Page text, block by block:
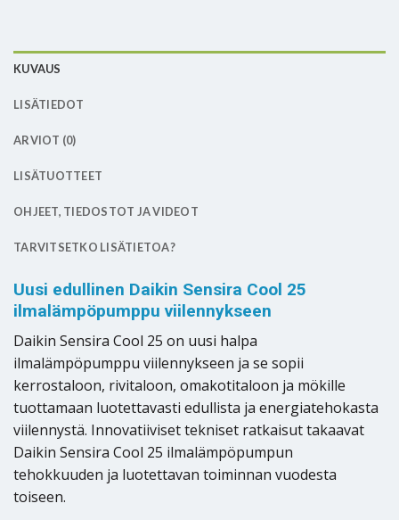
KUVAUS
LISÄTIEDOT
ARVIOT (0)
LISÄTUOTTEET
OHJEET, TIEDOSTOT JA VIDEOT
TARVITSETKO LISÄTIETOA?
Uusi edullinen Daikin Sensira Cool 25
ilmalämpöpumppu viilennykseen
Daikin Sensira Cool 25 on uusi halpa
ilmalämpöpumppu viilennykseen ja se sopii
kerrostaloon, rivitaloon, omakotitaloon ja mökille
tuottamaan luotettavasti edullista ja energiatehokasta
viilennystä. Innovatiiviset tekniset ratkaisut takaavat
Daikin Sensira Cool 25 ilmalämpöpumpun
tehokkuuden ja luotettavan toiminnan vuodesta
toiseen.